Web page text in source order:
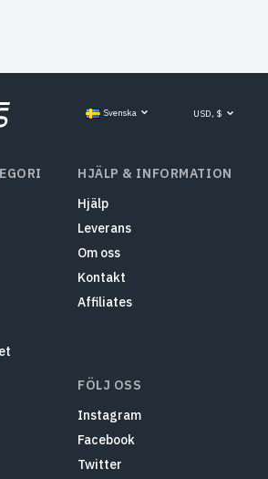
Svenska USD, $
HJÄLP & INFORMATION
Hjälp
Leverans
Om oss
Kontakt
Affiliates
FÖLJ OSS
Instagram
Facebook
Twitter